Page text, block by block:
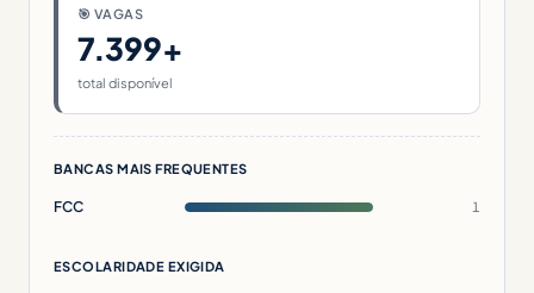
🎯 VAGAS
7.399+
total disponível
BANCAS MAIS FREQUENTES
FCC 1
ESCOLARIDADE EXIGIDA